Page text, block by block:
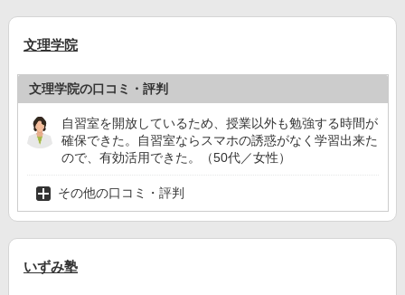
文理学院
文理学院の口コミ・評判
自習室を開放しているため、授業以外も勉強する時間が
確保できた。自習室ならスマホの誘惑がなく学習出来た
ので、有効活用できた。（50代／女性）
その他の口コミ・評判
いずみ塾